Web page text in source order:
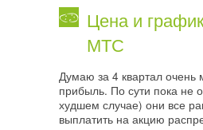
Цена и
МТС
Думаю за 4 квартал очень
прибыль. По сути пока не
худшем случае) они все
выплатить на акцию